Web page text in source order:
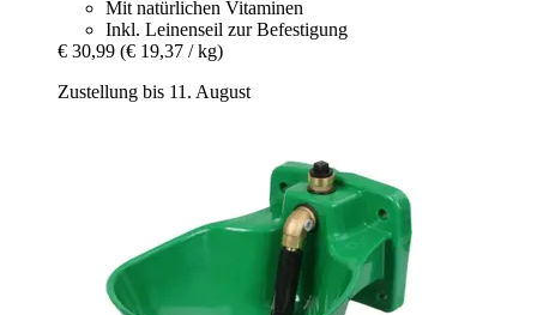
Mit natürlichen Vitaminen
Inkl. Leinenseil zur Befestigung
€ 30,99 (€ 19,37 / kg)
Zustellung bis 11. August